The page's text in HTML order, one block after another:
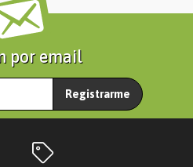
por email
Registrarme